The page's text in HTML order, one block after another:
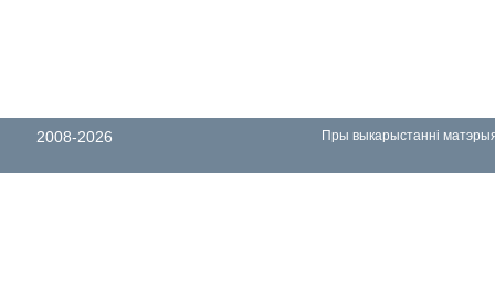
2008-2026 Пры выкарыстанні